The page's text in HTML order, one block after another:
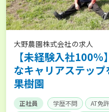
大野農園株式会社の求人
【未経験入社100
なキャリアステッ
果樹園
正社員 学歴不問 AT免